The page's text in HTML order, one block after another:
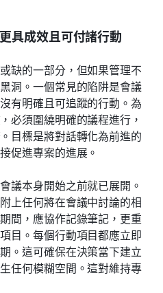
具成效且可付諸行動
缺的一部分，但如果管理不
洞。一個常見的陷阱是會議
有明確且可追蹤的行動。為
必須圍繞明確的議程進行，
目標是將對話轉化為前進的
促進專案的進展。
議本身開始之前就已展開。
上任何將在會議中討論的相
間，應協作記錄筆記，更重
目。每個行動項目都應立即
。這可確保在決策當下建立
任何模糊空間。這對維持專